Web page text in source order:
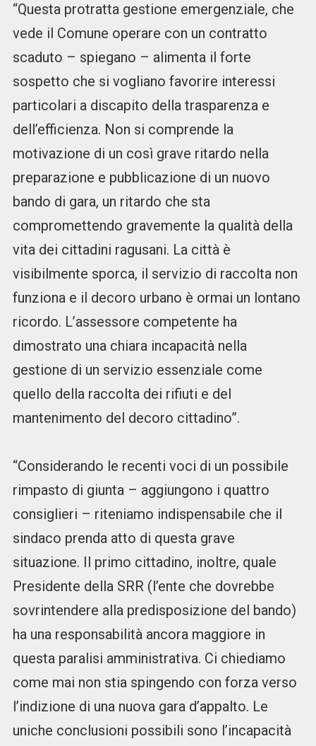
“Questa protratta gestione emergenziale, che
vede il Comune operare con un contratto
scaduto – spiegano – alimenta il forte
sospetto che si vogliano favorire interessi
particolari a discapito della trasparenza e
dell’efficienza. Non si comprende la
motivazione di un così grave ritardo nella
preparazione e pubblicazione di un nuovo
bando di gara, un ritardo che sta
compromettendo gravemente la qualità della
vita dei cittadini ragusani. La città è
visibilmente sporca, il servizio di raccolta non
funziona e il decoro urbano è ormai un lontano
ricordo. L’assessore competente ha
dimostrato una chiara incapacità nella
gestione di un servizio essenziale come
quello della raccolta dei rifiuti e del
mantenimento del decoro cittadino”.
“Considerando le recenti voci di un possibile
rimpasto di giunta – aggiungono i quattro
consiglieri – riteniamo indispensabile che il
sindaco prenda atto di questa grave
situazione. Il primo cittadino, inoltre, quale
Presidente della SRR (l’ente che dovrebbe
sovrintendere alla predisposizione del bando)
ha una responsabilità ancora maggiore in
questa paralisi amministrativa. Ci chiediamo
come mai non stia spingendo con forza verso
l’indizione di una nuova gara d’appalto. Le
uniche conclusioni possibili sono l’incapacità